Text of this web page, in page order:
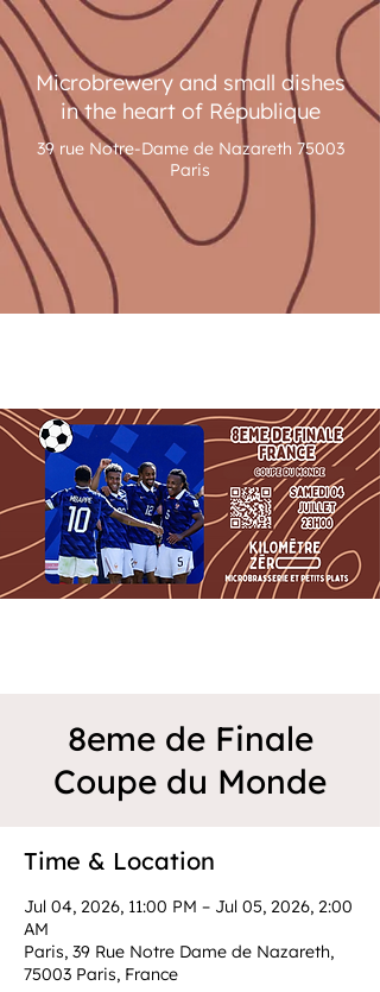
Microbrewery and small dishes
in the heart of République
39 rue Notre-Dame de Nazareth 75003
Paris
8eme de Finale
Coupe du Monde
Time & Location
Jul 04, 2026, 11:00 PM – Jul 05, 2026, 2:00
AM
Paris, 39 Rue Notre Dame de Nazareth,
75003 Paris, France